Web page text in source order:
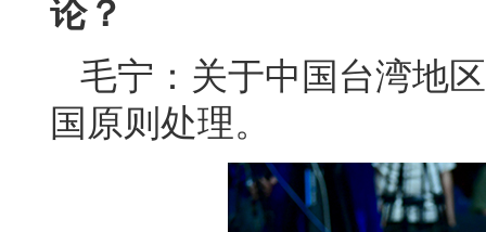
论？
毛宁：关于中国台湾地
国原则处理。